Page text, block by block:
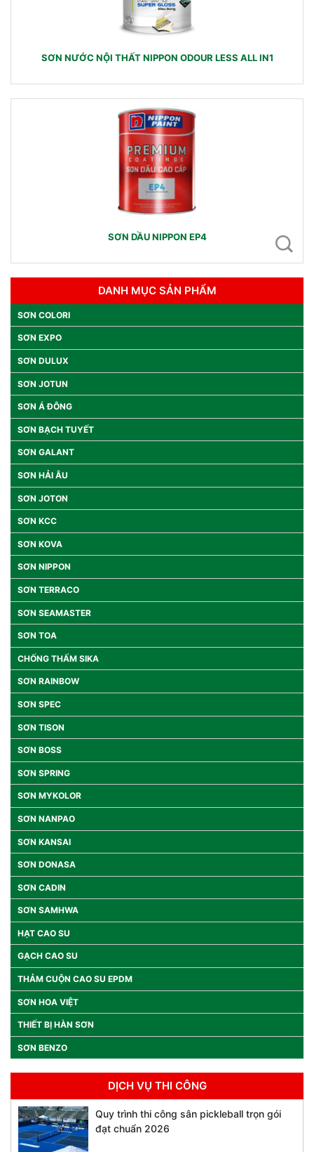
SƠN NƯỚC NỘI THẤT NIPPON ODOUR LESS ALL IN1
SƠN DẦU NIPPON EP4
DANH MỤC SẢN PHẨM
SƠN COLORI
SƠN EXPO
SƠN DULUX
SƠN JOTUN
SƠN Á ĐÔNG
SƠN BẠCH TUYẾT
SƠN GALANT
SƠN HẢI ÂU
SƠN JOTON
SƠN KCC
SƠN KOVA
SƠN NIPPON
SƠN TERRACO
SƠN SEAMASTER
SƠN TOA
CHỐNG THẤM SIKA
SƠN RAINBOW
SƠN SPEC
SƠN TISON
SƠN BOSS
SƠN SPRING
SƠN MYKOLOR
SƠN NANPAO
SƠN KANSAI
SƠN DONASA
SƠN CADIN
SƠN SAMHWA
HẠT CAO SU
GẠCH CAO SU
THẢM CUỘN CAO SU EPDM
SƠN HOA VIỆT
THIẾT BỊ HÀN SƠN
SƠN BENZO
DỊCH VỤ THI CÔNG
Quy trình thi công sân pickleball trọn gói
đạt chuẩn 2026